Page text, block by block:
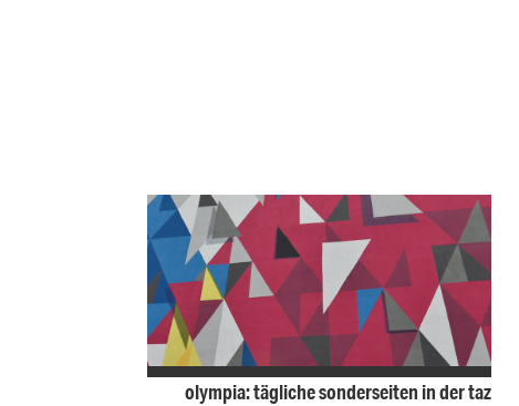
olympia: tägliche sonderseiten in der taz